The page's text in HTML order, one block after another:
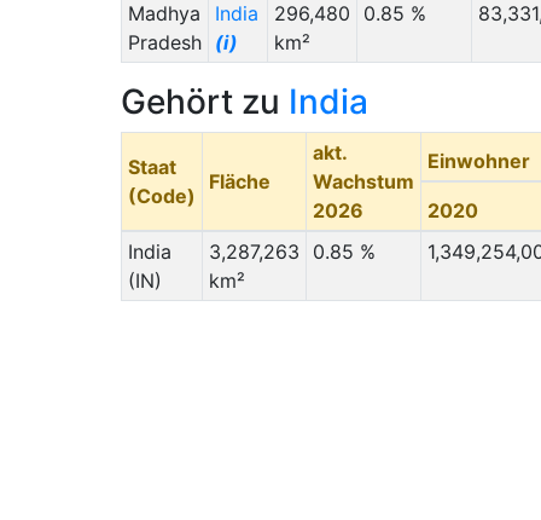
Madhya
Pradesh
India
(i)
296,480
km²
0.85 %
Gehört zu India
Staat
(Code)
Fläche
akt.
Wachstum
2026
Einwohner
2020
India
(IN)
3,287,263
km²
0.85 %